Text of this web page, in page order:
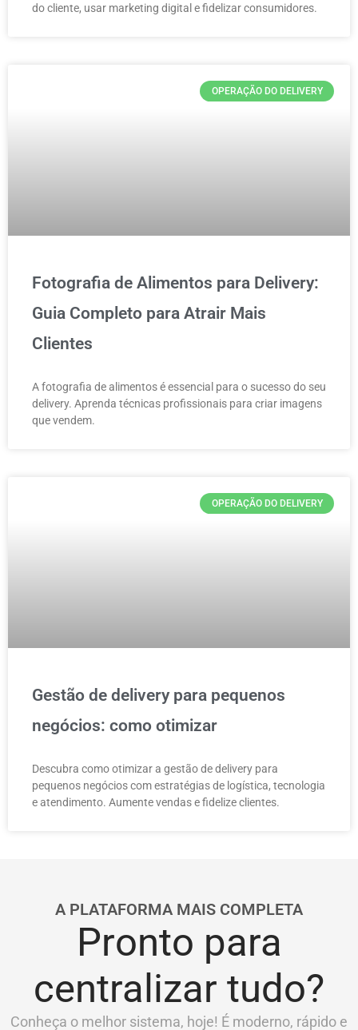
do cliente, usar marketing digital e fidelizar consumidores.
OPERAÇÃO DO DELIVERY
Fotografia de Alimentos para Delivery:
Guia Completo para Atrair Mais
Clientes
A fotografia de alimentos é essencial para o sucesso do seu
delivery. Aprenda técnicas profissionais para criar imagens
que vendem.
OPERAÇÃO DO DELIVERY
Gestão de delivery para pequenos
negócios: como otimizar
Descubra como otimizar a gestão de delivery para
pequenos negócios com estratégias de logística, tecnologia
e atendimento. Aumente vendas e fidelize clientes.
A PLATAFORMA MAIS COMPLETA
Pronto para
centralizar tudo?
Conheça o melhor sistema, hoje! É moderno, rápido e